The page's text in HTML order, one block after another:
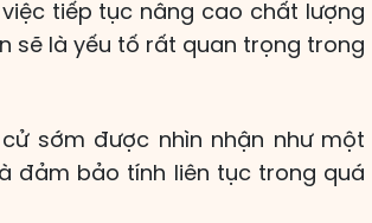
tiếp tục nâng cao chất lượng
sẽ là yếu tố rất quan trọng trong
sớm được nhìn nhận như một
đảm bảo tính liên tục trong quá